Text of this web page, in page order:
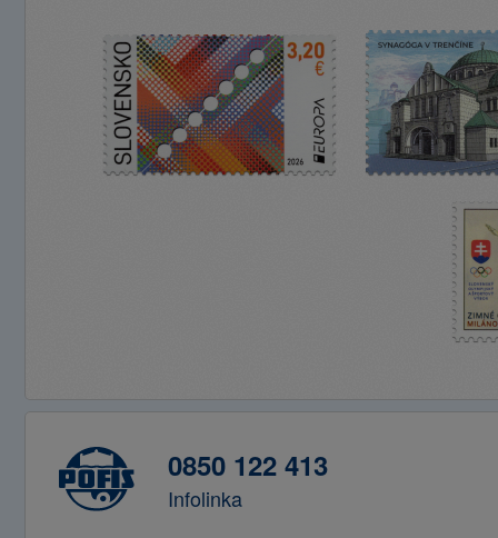
0850 122 413
Infolinka